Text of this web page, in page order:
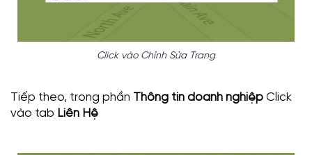
Click vào Chỉnh Sửa Trang
Tiếp theo, trong phần Thông tin doanh nghiệp Click
vào tab Liên Hệ